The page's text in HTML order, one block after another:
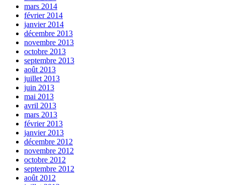
mars 2014
février 2014
janvier 2014
décembre 2013
novembre 2013
octobre 2013
septembre 2013
août 2013
juillet 2013
juin 2013
mai 2013
avril 2013
mars 2013
février 2013
janvier 2013
décembre 2012
novembre 2012
octobre 2012
septembre 2012
août 2012